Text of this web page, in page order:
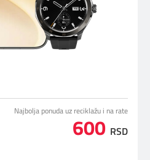
Najbolja ponuda uz reciklažu i na rate
600 RSD